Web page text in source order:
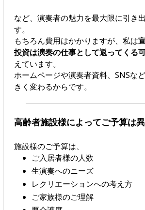
など、演奏者の魅力を最大限に引き
す。
もちろん費用はかかりますが、私は
投資は演奏の仕事として返ってくる
えています。
ホームページや演奏者資料、SNSな
きく変わるからです。
高齢者施設様によってご予算は
施設様のご予算は、
ご入居者様の人数
生演奏へのニーズ
レクリエーションへの考え方
ご家族様のご理解